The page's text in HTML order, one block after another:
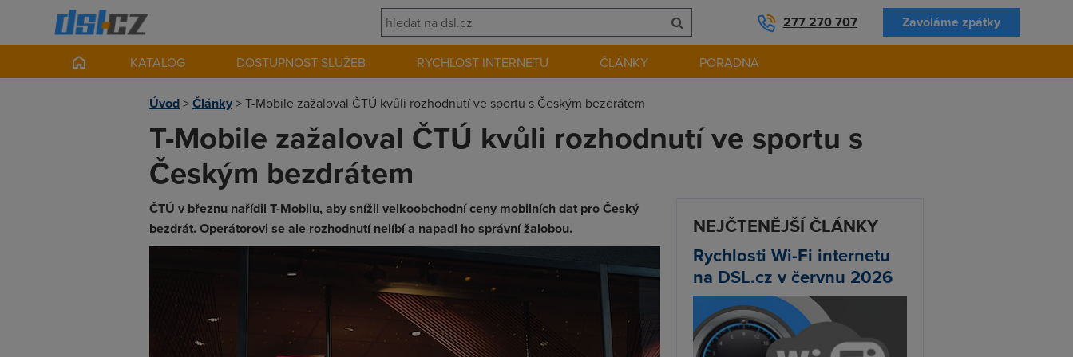
277 270 707 Zavoláme zpátky
KATALOG DOSTUPNOST SLUŽEB RYCHLOST INTERNETU ČLÁNKY PORADNA
Úvod>Články>T-Mobile zažaloval ČTÚ kvůli rozhodnutí ve sportu s Českým bezdrátem
T-Mobile zažaloval ČTÚ kvůli rozhodnutí ve sportu s
Českým bezdrátem
ČTÚ v březnu nařídil T-Mobilu, aby snížil velkoobchodní ceny mobilních dat pro Český
bezdrát. Operátorovi se ale rozhodnutí nelíbí a napadl ho správní žalobou.
NEJČTENĚJŠÍ ČLÁNKY
Rychlosti Wi-Fi internetu
na DSL.cz v červnu 2026